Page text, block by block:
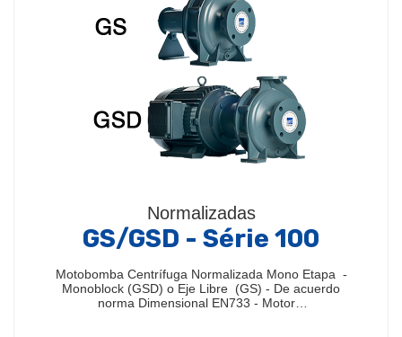
Normalizadas
GS/GSD - Série 100
Motobomba Centrífuga Normalizada Mono Etapa -
Monoblock (GSD) o Eje Libre (GS) - De acuerdo
norma Dimensional EN733 - Motor…